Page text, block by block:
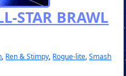
STAR BRAWL
, Ren & Stimpy, Rogue-lite,Smash